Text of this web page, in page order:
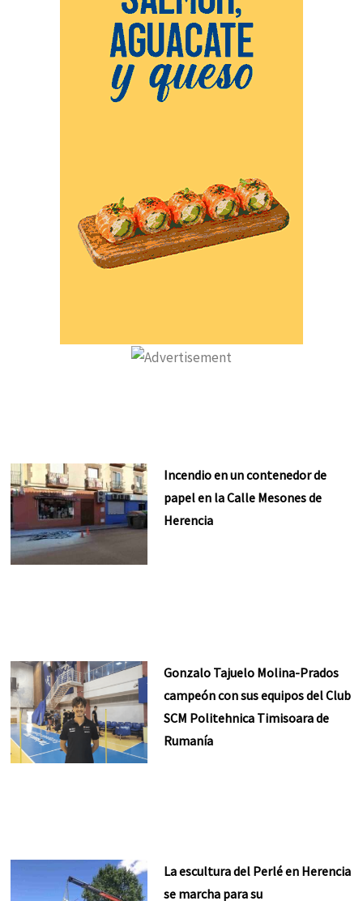
Incendio en un contenedor de
papel en la Calle Mesones de
Herencia
Gonzalo Tajuelo Molina-Prados
campeón con sus equipos del Club
SCM Politehnica Timisoara de
Rumanía
La escultura del Perlé en Herencia
se marcha para su